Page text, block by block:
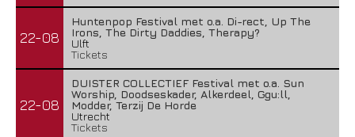
22-08
Huntenpop Festival met o.a. Di-rect, Up The
Irons, The Dirty Daddies, Therapy?
Ulft
Tickets
22-08
DUISTER COLLECTIEF Festival met o.a. Sun
Worship, Doodseskader, Alkerdeel, Ggu:ll,
Modder, Terzij De Horde
Utrecht
Tickets